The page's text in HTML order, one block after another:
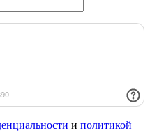
и политикой